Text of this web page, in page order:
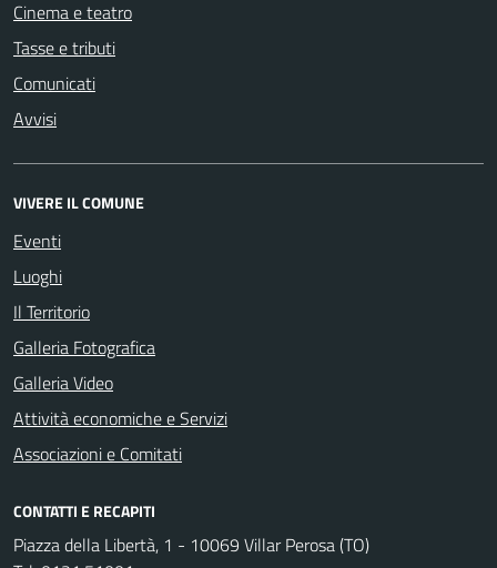
Cinema e teatro
Tasse e tributi
Comunicati
Avvisi
VIVERE IL COMUNE
Eventi
Luoghi
Il Territorio
Galleria Fotografica
Galleria Video
Attività economiche e Servizi
Associazioni e Comitati
CONTATTI E RECAPITI
Piazza della Libertà, 1 - 10069 Villar Perosa (TO)